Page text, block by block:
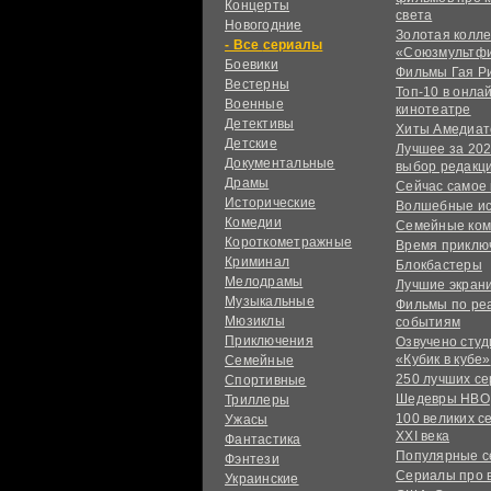
Концерты
Новогодние
сериалы
Боевики
Вестерны
Военные
Детективы
Детские
Документальные
Драмы
Исторические
Комедии
Короткометражные
Криминал
Мелодрамы
Музыкальные
Мюзиклы
Приключения
Семейные
Спортивные
Триллеры
Ужасы
Фантастика
Фэнтези
Украинcкие
света
Золотая
Фильмы Гая
Топ-10 в
кинотеатре
Хиты
Лучшее за
выбор
Сейчас самое
Волшебные
Семейные
Время
Блокбастеры
Лучшие
Фильмы по
событиям
Озвучено
«Кубик в кубе»
250 лучших
Шедевры HBO
100 великих
XXI века
Популярные
Сериалы про